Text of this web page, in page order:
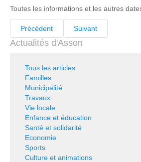
Toutes les informations et les autres
Précédent Suivant
Actualités d'Asson
Tous les articles
Familles
Municipalité
Travaux
Vie locale
Enfance et éducation
Santé et solidarité
Economie
Sports
Culture et animations